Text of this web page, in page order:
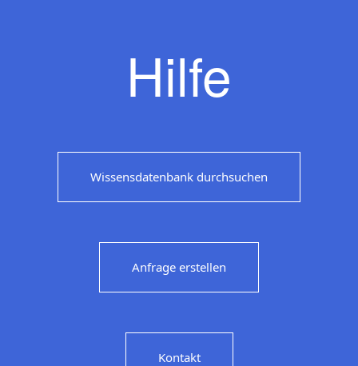
Hilfe
Wissensdatenbank durchsuchen
Anfrage erstellen
Kontakt